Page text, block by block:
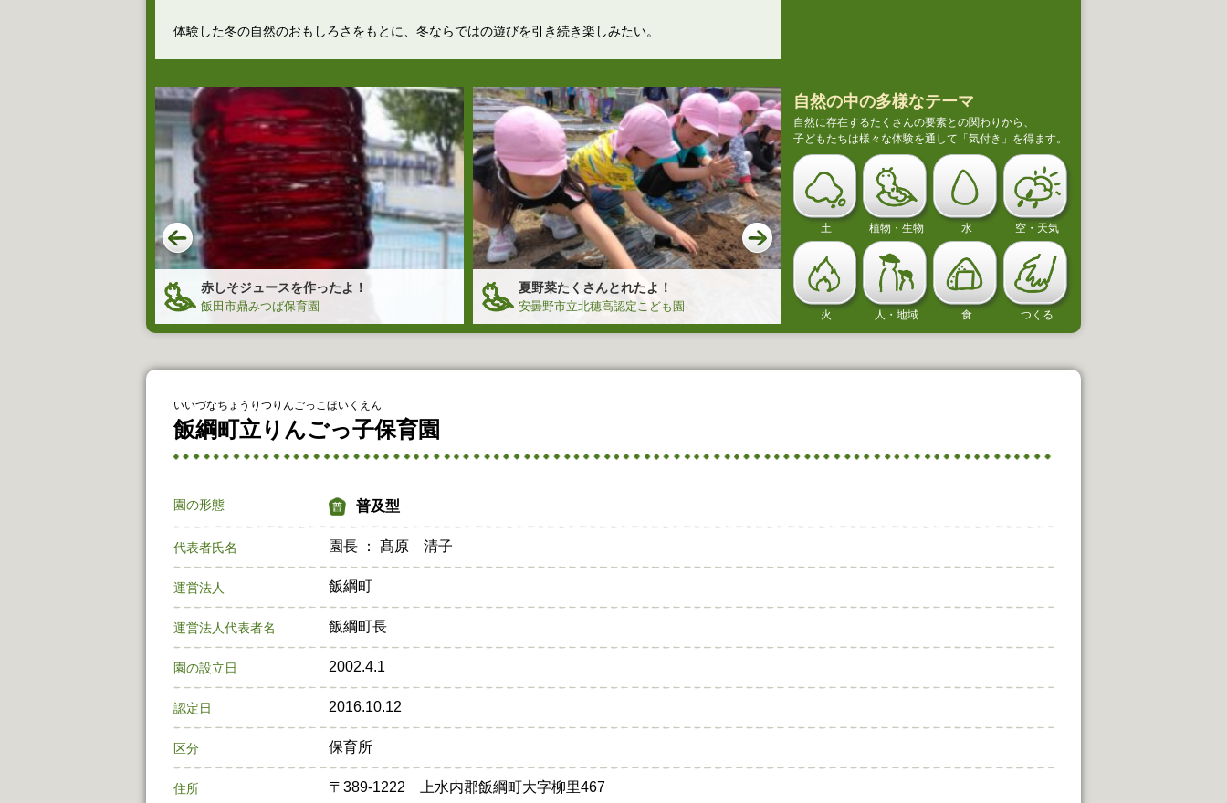
体験した冬の自然のおもしろさをもとに、冬ならではの遊びを引き続き楽しみたい。
赤しそジュースを作ったよ！
飯田市鼎みつば保育園
夏野菜たくさんとれたよ！
安曇野市立北穂高認定こども園
まいた種から芽が出たよ！
安曇野市立有明あおぞら認定こども園
自然の中の多様なテーマ
自然に存在するたくさんの要素との関わりから、
子どもたちは様々な体験を通して「気付き」を得ます。
土 植物・生物 水 空・天気
火 人・地域 食 つくる
いいづなちょうりつりんごっこほいくえん
飯綱町立りんごっ子保育園
園の形態 普及型
代表者氏名 園長 ： 髙原 清子
運営法人 飯綱町
運営法人代表者名 飯綱町長
園の設立日 2002.4.1
認定日 2016.10.12
区分 保育所
住所 〒389-1222 上水内郡飯綱町大字柳里467